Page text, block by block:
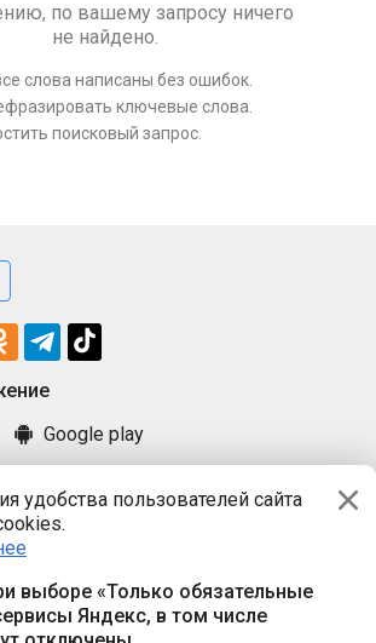
удобства пользователей сайта
выборе «Только обязательные
Яндекс, в том числе
по вашему запросу ничего
не найдено.
слова написаны без ошибок.
ключевые слова.
поисковый запрос.
Google play
предложений
ООО «ПРАЦА БАЙ»
220114, г. Минск, пр-т Независимости